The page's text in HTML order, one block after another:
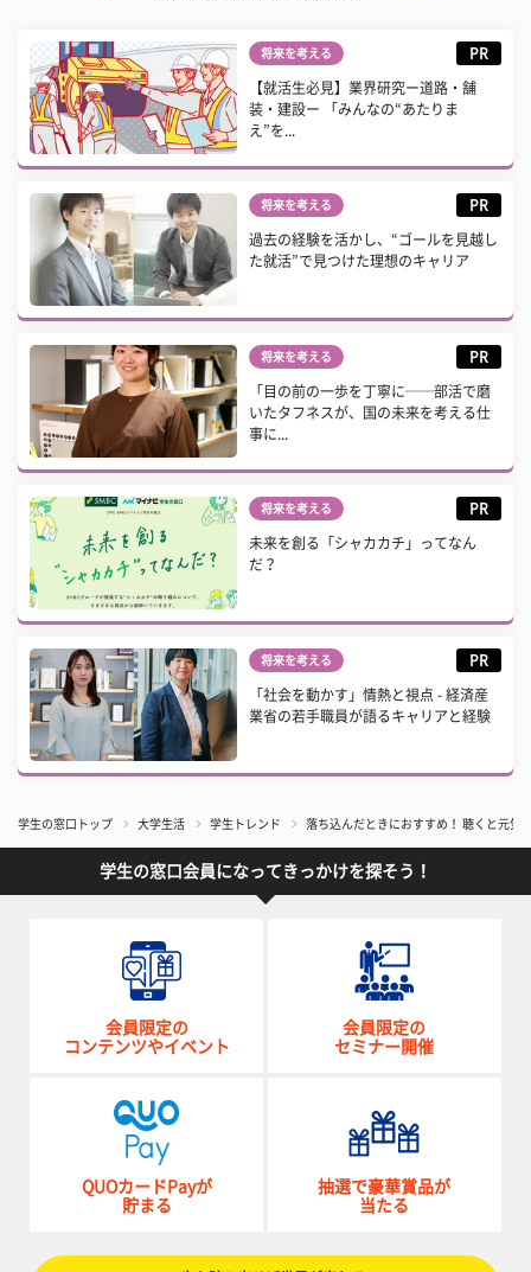
将来を考える PR
【就活生必見】業界研究ー道路・舗
装・建設ー 「みんなの“あたりま
え”を...
将来を考える PR
過去の経験を活かし、“ゴールを見越し
た就活”で見つけた理想のキャリア
将来を考える PR
「目の前の一歩を丁寧に──部活で磨
いたタフネスが、国の未来を考える仕
事に...
将来を考える PR
未来を創る「シャカカチ」ってなん
だ？
将来を考える PR
「社会を動かす」情熱と視点 - 経済産
業省の若手職員が語るキャリアと経験
学生の窓口トップ 大学生活 学生トレンド 落ち込んだときにおすすめ！ 聴くと元気
学生の窓口会員になってきっかけを探そう！
会員限定の
コンテンツやイベント
会員限定の
セミナー開催
QUOカードPayが
貯まる
抽選で豪華賞品が
当たる